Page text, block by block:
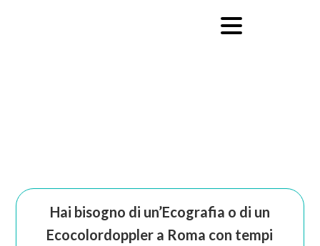
Hai bisogno di un’Ecografia o di un
Ecocolordoppler a Roma con tempi